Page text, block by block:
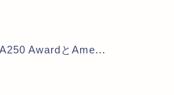
AwardとAme...